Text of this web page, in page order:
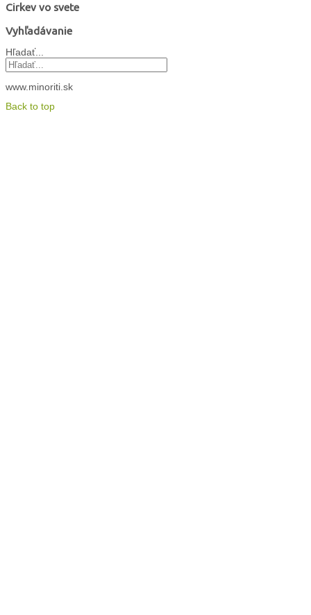
Cirkev vo svete
Vyhľadávanie
Hľadať...
www.minoriti.sk
Back to top